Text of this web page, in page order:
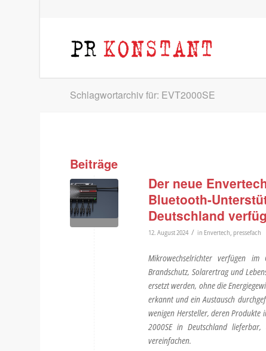
Schlagwortarchiv für: EVT2000SE
Beiträge
Der neue
Bluetooth-
Deutschland
12. August 2024 / in Envertech, pressefach
Mikrowechselrichter verfügen
Brandschutz, Solarertrag und
ersetzt werden, ohne die
erkannt und ein Austausch
wenigen Hersteller, deren Produkte
2000SE in Deutschland
vereinfachen.